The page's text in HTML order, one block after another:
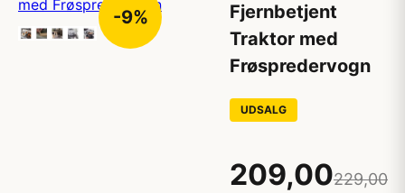
-9%
Fjernbetjent
Traktor med
Frøspredervogn
UDSALG
209,00229,00